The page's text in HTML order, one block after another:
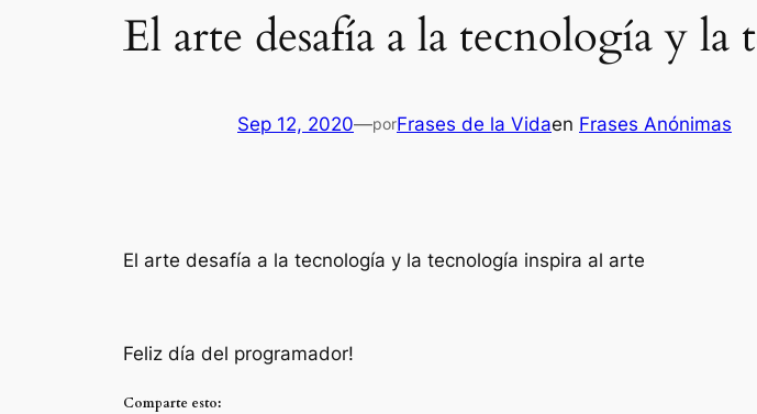
El arte desafía a la tecnología y
Sep 12, 2020—porFrases de la Vidaen Frases Anónimas
El arte desafía a la tecnología y la tecnología inspira al arte
Feliz día del programador!
Comparte esto: